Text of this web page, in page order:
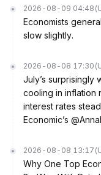
2026-08-09 04:48
Economists
slow slightly.
2026-08-08 17:30
July’s
cooling in inflation
interest rates
Economic’s
2026-08-08 13:17
Why One Top